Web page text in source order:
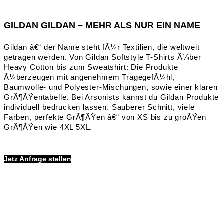
GILDAN GILDAN – MEHR ALS NUR EIN NAME
Gildan â€“ der Name steht fÃ¼r Textilien, die weltweit
getragen werden. Von Gildan Softstyle T-Shirts Ã¼ber
Heavy Cotton bis zum Sweatshirt: Die Produkte
Ã¼berzeugen mit angenehmem TragegefÃ¼hl,
Baumwolle- und Polyester-Mischungen, sowie einer klaren
GrÃ¶ÃŸentabelle. Bei Arsonists kannst du Gildan Produkte
individuell bedrucken lassen. Sauberer Schnitt, viele
Farben, perfekte GrÃ¶ÃŸen â€“ von XS bis zu groÃŸen
GrÃ¶ÃŸen wie 4XL 5XL.
Jetz Anfrage stellen